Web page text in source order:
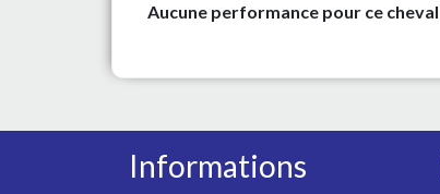
Aucune performance pour ce cheval
Informations